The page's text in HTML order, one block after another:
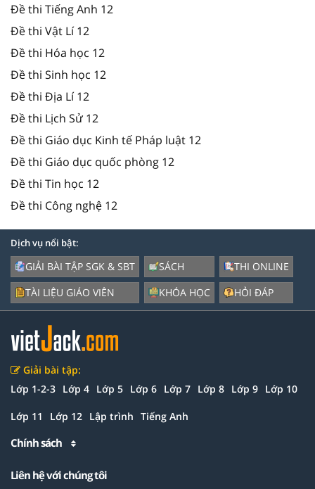
Đề thi Tiếng Anh 12
Đề thi Vật Lí 12
Đề thi Hóa học 12
Đề thi Sinh học 12
Đề thi Địa Lí 12
Đề thi Lịch Sử 12
Đề thi Giáo dục Kinh tế Pháp luật 12
Đề thi Giáo dục quốc phòng 12
Đề thi Tin học 12
Đề thi Công nghệ 12
Dịch vụ nổi bật:
GIẢI BÀI TẬP SGK & SBT
TÀI LIỆU GIÁO VIÊN
SÁCH
KHÓA HỌC
THI ONLINE
HỎI ĐÁP
Giải bài tập:
Lớp 1-2-3 Lớp 4 Lớp 5 Lớp 6 Lớp 7 Lớp 8 Lớp 9 Lớp 10
Lớp 11 Lớp 12 Lập trình Tiếng Anh
Chính sách
Liên hệ với chúng tôi